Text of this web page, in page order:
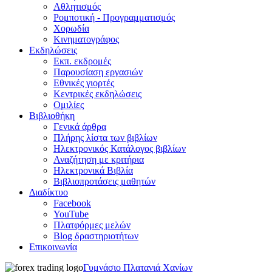
Αθλητισμός
Ρομποτική - Προγραμματισμός
Χορωδία
Κινηματογράφος
Εκδηλώσεις
Εκπ. εκδρομές
Παρουσίαση εργασιών
Εθνικές γιορτές
Κεντρικές εκδηλώσεις
Ομιλίες
Βιβλιοθήκη
Γενικά άρθρα
Πλήρης λίστα των βιβλίων
Ηλεκτρονικός Κατάλογος βιβλίων
Αναζήτηση με κριτήρια
Ηλεκτρονικά Βιβλία
Βιβλιοπροτάσεις μαθητών
Διαδίκτυο
Facebook
YouTube
Πλατφόρμες μελών
Blog δραστηριοτήτων
Επικοινωνία
Γυμνάσιο Πλατανιά Χανίων